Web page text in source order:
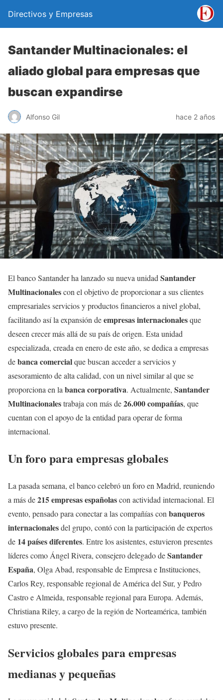
Directivos y Empresas
Santander Multinacionales: el
aliado global para empresas que
buscan expandirse
Alfonso Gil hace 2 años
El banco Santander ha lanzado su nueva unidad Santander
Multinacionalescon el objetivo de proporcionar a sus clientes
empresariales servicios y productos financieros a nivel global,
facilitando así la expansión deempresas internacionalesque
deseen crecer más allá de su país de origen. Esta unidad
especializada, creada en enero de este año, se dedica a empresas
debanca comercialque buscan acceder a servicios y
asesoramiento de alta calidad, con un nivel similar al que se
proporciona en la banca corporativa. Actualmente, Santander
Multinacionalestrabaja con más de26.000 compañías, que
cuentan con el apoyo de la entidad para operar de forma
internacional.
Un foro para empresas globales
La pasada semana, el banco celebró un foro en Madrid, reuniendo
a más de215 empresas españolascon actividad internacional. El
evento, pensado para conectar a las compañías conbanqueros
internacionalesdel grupo, contó con la participación de expertos
de 14 países diferentes. Entre los asistentes, estuvieron presentes
líderes como Ángel Rivera, consejero delegado deSantander
España, Olga Abad, responsable de Empresa e Instituciones,
Carlos Rey, responsable regional de América del Sur, y Pedro
Castro e Almeida, responsable regional para Europa. Además,
Christiana Riley, a cargo de la región de Norteamérica, también
estuvo presente.
Servicios globales para empresas
medianas y pequeñas